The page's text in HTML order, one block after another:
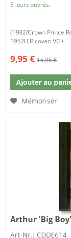
3 jours ouvrés.
(1982/Crown Prince
1952l LP cover: VG+
9,95 € 15,95 €
Ajouter au
Mémoriser
Arthur 'Big
Art-Nr.: CDDE614